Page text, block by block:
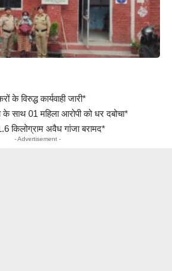
के विरुद्ध कार्यवाही जारी*
साथ 01 महिला आरोपी को धर दबोचा*
किलोग्राम अवैध गांजा बरामद*
- Advertisement -